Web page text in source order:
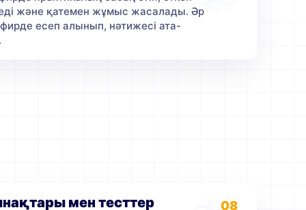
және қатемен жұмыс жасалады. Әр
есеп алынып, нәтижесі ата-
08
мен тесттер